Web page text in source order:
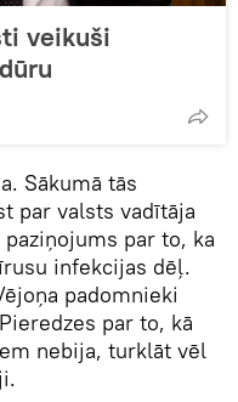
veikuši
Sākumā tās
par valsts vadītāja
par to, ka
infekcijas dēļ.
padomnieki
par to, kā
nebija, turklāt vēl